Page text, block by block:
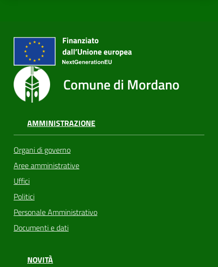
Comune di Mordano
AMMINISTRAZIONE
Organi di governo
Aree amministrative
Uffici
Politici
Personale Amministrativo
Documenti e dati
NOVITÀ